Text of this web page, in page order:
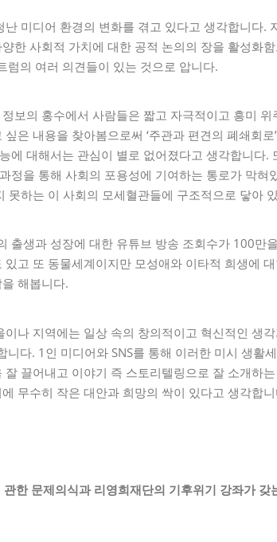
미디어 환경의 변화를 겪고 있다고 생각합니다.
한 사회적 가치에 대한 공적 논의의 장을 활성화
럼의 여러 의견들이 있는 것으로 압니다.
보의 홍수에서 사람들은 짧고 자극적이고 흥미
은 내용을 찾아봄으로써 ‘주관과 편견의 폐쇄회
에 대해서는 관심이 별로 없어졌다고 생각합니다.
정을 통해 사회의 포용성에 기여하는 통로가 막혀
못하는 이 사회의 모세혈관들에 구조적으로 닿아
출생과 성장에 대한 유튜브 방송 조회수가 100만
고 또 동물세계이지만 모성애와 이타적 희생에
해봅니다.
나 지역에는 일상 속의 창의적이고 혁신적인 생
니다. 1인 미디어와 SNS를 통해 이러한 미시 생활
끌어내고 이야기 즉 스토리텔링으로 잘 소개하
무수히 작은 대안과 희망의 싹이 있다고 생각합
한 문제의식과 리영희재단의 기후위기 강좌가